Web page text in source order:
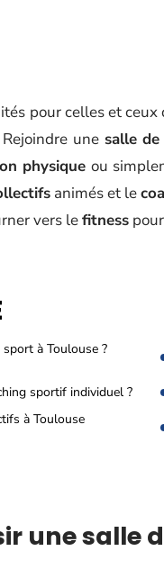
pour celles et
une salle
physique ou
animés et le
vers lefitness
à Toulouse ?
sportif individuel ?
à Toulouse
une salle